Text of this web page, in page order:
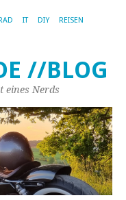
IT DIY REISEN
//BLOG
eines Nerds